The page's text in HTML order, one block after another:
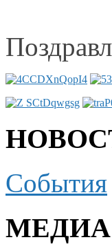
События
МЕДИА